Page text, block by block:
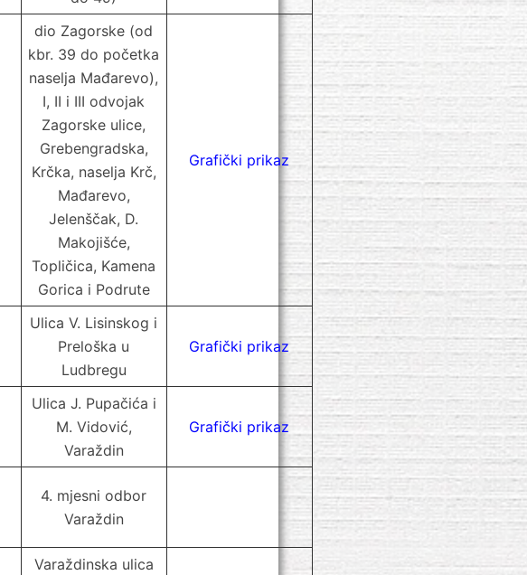
dio Zagorske (od
kbr. 39 do početka
naselja Mađarevo),
I, II i III odvojak
Zagorske ulice,
Grebengradska,
Krčka, naselja Krč,
Mađarevo,
Jelenščak, D.
Makojišće,
Topličica, Kamena
Gorica i Podrute
Grafički prikaz
Ulica V. Lisinskog i
Preloška u
Ludbregu
Grafički prikaz
Ulica J. Pupačića i
M. Vidović,
Varaždin
Grafički prikaz
4. mjesni odbor
Varaždin
Varaždinska ulica